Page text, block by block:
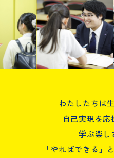
募
新卒採用 / 第
個別指導講
わたしたちは
自己実現を応
学ぶ楽し
「やればできる」